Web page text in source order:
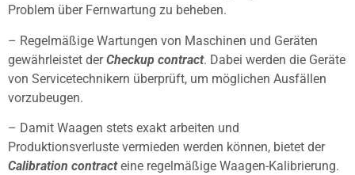
Problem über Fernwartung zu beheben.
– Regelmäßige Wartungen von Maschinen und Geräten
gewährleistet derCheckup contract. Dabei werden die Geräte
von Servicetechnikern überprüft, um möglichen Ausfällen
vorzubeugen.
– Damit Waagen stets exakt arbeiten und
Produktionsverluste vermieden werden können, bietet der
Calibration contracteine regelmäßige Waagen-Kalibrierung.